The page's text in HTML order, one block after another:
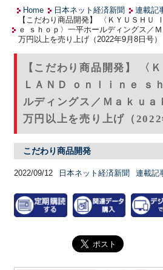
Home 日本ネット経済新聞 連載記
【こだわり商品開発】 〈ＫＹＵＳＨＵ
ｅ ｓｈｏｐ〉一平ホールディングス／
万円以上を売り上げ（2022年9月8日号）
【こだわり商品開発】 〈
ＬＡＮＤ ｏｎｌｉｎｅ ｓ
ルディングス／Ｍａｋｕａ
万円以上を売り上げ（2022
こだわり商品開発
2022/09/12 日本ネット経済新聞 連載記